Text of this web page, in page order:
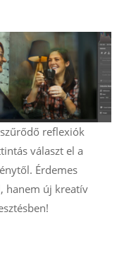
reflexiók
választ el a
Érdemes
hanem új kreatív